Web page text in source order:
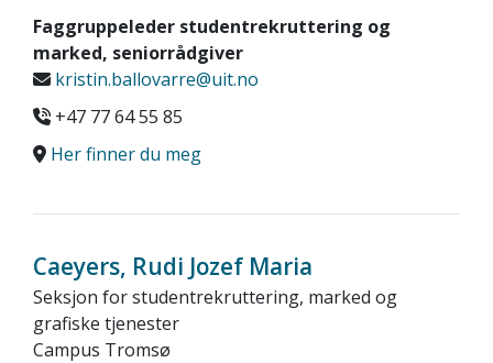
Faggruppeleder studentrekruttering og
marked, seniorrådgiver
kristin.ballovarre@uit.no
+47 77 64 55 85
Her finner du meg
Caeyers, Rudi Jozef Maria
Seksjon for studentrekruttering, marked og
grafiske tjenester
Campus Tromsø